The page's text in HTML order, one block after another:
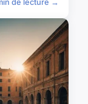
de lecture →